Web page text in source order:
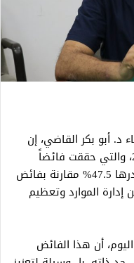
د. أبو بكر القاضي، إن
مجلس النقابة اعتمد ميزانية عام 2024، والتي حققت فائضاً
تاريخياً بلغ 103 ملايين جنيه، بزيادة قدرها 47.5% مقارنة بفائض
حسن إدارة الموارد وتعظيم
أن هذا الفائض